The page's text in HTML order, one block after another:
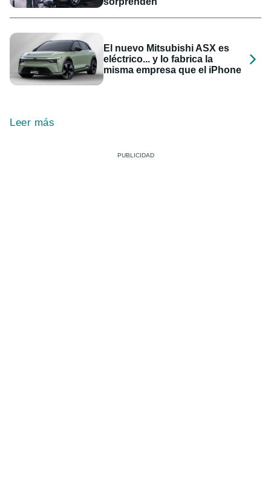
El nuevo Mitsubishi ASX es
eléctrico... y lo fabrica la
misma empresa que el iPhone
Leer más